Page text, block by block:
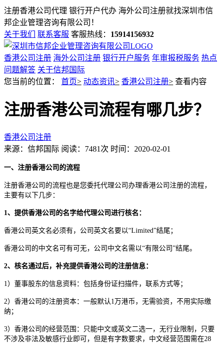
注册香港公司代理 银行开户代办 海外公司注册就找深圳市信
邦企业管理咨询有限公司！
关于我们
联系客服 客服热线： 15914156932
香港公司注册 海外公司注册 银行开户服务 年审报税服务 热点
问题解答 关于信邦国际
您当前的位置： 首页> 动态资讯> 香港公司注册> 查看内容
注册香港公司流程有哪几步？
香港公司注册
来源：信邦国际 阅读：7481次 时间：2020-02-01
一、注册香港公司的流程
注册香港公司的流程也是您委托代理公司办理香港公司注册的流程，
主要有以下几步：
1、提供香港公司的名字给代理公司进行核名：
香港公司英文名必须有，公司英文名要以“Limited”结尾；
香港公司的中文名可有可无，公司中文名需以“有限公司”结尾。
2、核名通过后，补充提供香港公司的注册信息：
1）董事股东的信息资料：包括身份证扫描件，联系方式等；
2）香港公司的注册资本：一般默认1万港币，无需验资，不用实际缴
纳；
3）香港公司的经营范围：只能中文或英文二选一，无行业限制，只要
不涉及非法及敏感行业即可，但是有字数要求，中文经营范围需在28